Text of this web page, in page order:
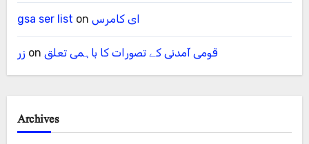
gsa ser list on ای کامرس
زر on قومی آمدنی کے تصورات کا باہمی تعلق
Archives